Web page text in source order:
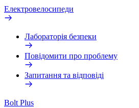
Електровелосипеди
Лабораторія безпеки
Повідомити про проблему
Запитання та відповіді
Bolt Plus